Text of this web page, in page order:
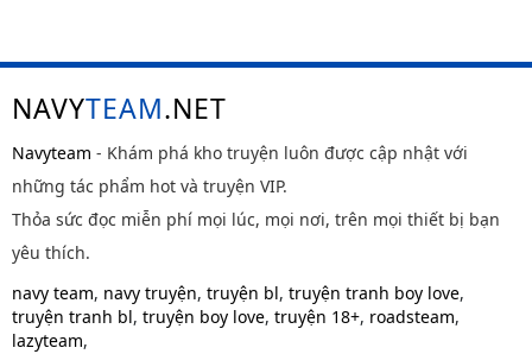
NAVYTEAM.NET
Navyteam - Khám phá kho truyện luôn được cập nhật với
những tác phẩm hot và truyện VIP.
Thỏa sức đọc miễn phí mọi lúc, mọi nơi, trên mọi thiết bị bạn
yêu thích.
navy team, navy truyện, truyện bl, truyện tranh boy love,
truyện tranh bl, truyện boy love, truyện 18+, roadsteam,
lazyteam,